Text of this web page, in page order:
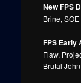
New FPS
Brine,
FPS Early
Flaw,
Brutal